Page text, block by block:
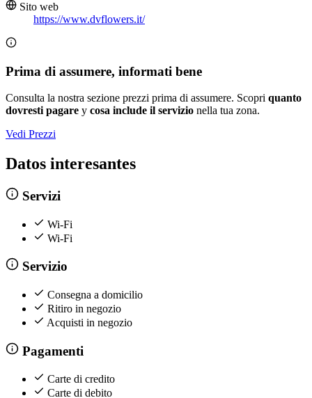
Sito web
https://www.dvflowers.it/
Prima di assumere, informati bene
Consulta la nostra sezione prezzi prima di assumere. Scopri quanto
dovresti pagare y cosa include il servizio nella tua zona.
Vedi Prezzi
Datos interesantes
Servizi
Wi-Fi
Wi-Fi
Servizio
Consegna a domicilio
Ritiro in negozio
Acquisti in negozio
Pagamenti
Carte di credito
Carte di debito